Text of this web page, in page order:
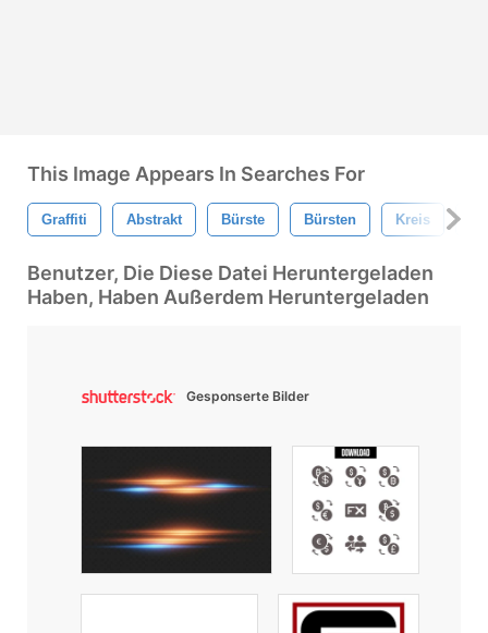
This Image Appears In Searches For
Graffiti Abstrakt Bürste Bürsten Kreis
Benutzer, Die Diese Datei Heruntergeladen
Haben, Haben Außerdem Heruntergeladen
Gesponserte Bilder